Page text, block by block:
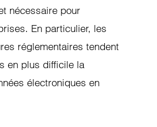
nécessaire pour
En particulier, les
réglementaires tendent
en plus difficile la
électroniques en